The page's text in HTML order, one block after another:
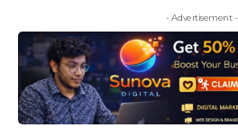
- Advertisement -